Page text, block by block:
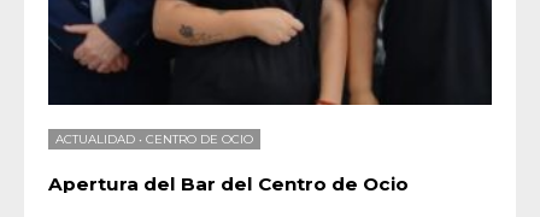
ACTUALIDAD • CENTRO DE OCIO
Apertura del Bar del Centro de Ocio